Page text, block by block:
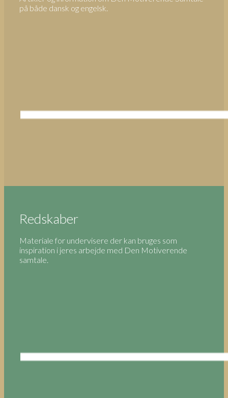
på både dansk og engelsk.
Redskaber
Materiale for undervisere der kan bruges som
inspiration i jeres arbejde med Den Motiverende
samtale.